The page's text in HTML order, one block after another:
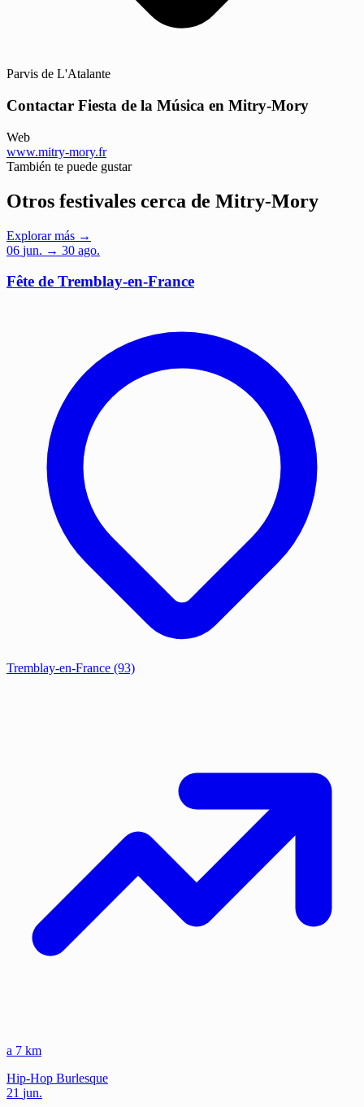
Parvis de L'Atalante
Contactar Fiesta de la Música en Mitry-Mory
Web
www.mitry-mory.fr
También te puede gustar
Otros festivales cerca de Mitry-Mory
Explorar más →
06 jun. → 30 ago.
Fête de Tremblay-en-France
Tremblay-en-France (93)
a 7 km
Hip-Hop Burlesque
21 jun.